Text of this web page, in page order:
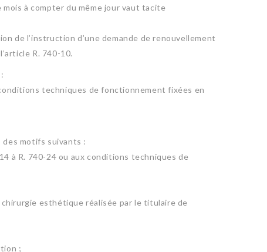
à compter du même jour vaut tacite
de l’instruction d’une demande de renouvellement
R. 740-10.
techniques de fonctionnement fixées en
des motifs suivants :
à R. 740-24 ou aux conditions techniques de
esthétique réalisée par le titulaire de
;